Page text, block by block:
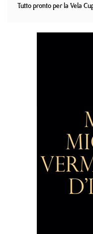
Tutto pronto per la Vela